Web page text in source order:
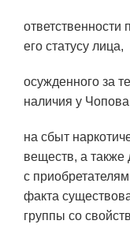
ответственности
его статусу лица,
осужденного за
наличия у
на сбыт
веществ, а также
с
факта
группы со